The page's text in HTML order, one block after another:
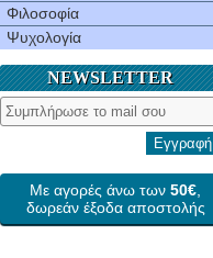
Φιλοσοφία
Ψυχολογία
NEWSLETTER
Εγγραφή
Με αγορές άνω των 50€
δωρεάν έξοδα αποστολής